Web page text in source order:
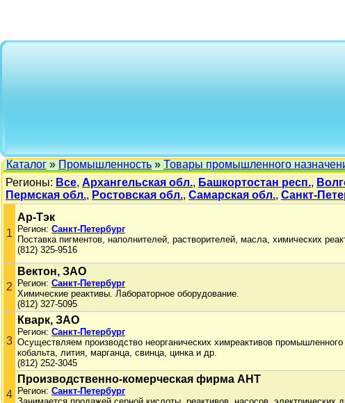
Каталог » Промышленность » Товары промышленного
Регионы: Все, Архангельская обл., Башкортостан респ.,
Пермская обл., Ростовская обл., Самарская обл., Санкт-
1
Ар-Тэк
Регион: Санкт-Петербург
Поставка пигментов, наполнителей, растворителей, масла, химических
(812) 325-9516
2
Вектон, ЗАО
Регион: Санкт-Петербург
Химические реактивы. Лабораторное оборудование.
(812) 327-5095
3
Кварк, ЗАО
Регион: Санкт-Петербург
Осуществляем производство неорганических химреактивов
кобальта, лития, марганца, свинца, цинка и др.
(812) 252-3045
4
Производственно-комерческая фирма АНТ
Регион: Санкт-Петербург